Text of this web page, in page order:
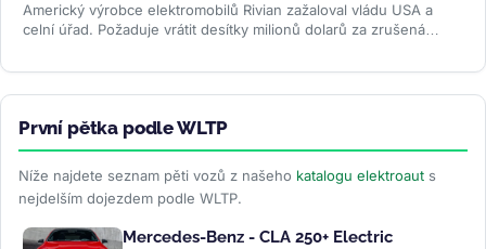
Americký výrobce elektromobilů Rivian zažaloval vládu USA a
celní úřad. Požaduje vrátit desítky milionů dolarů za zrušená
První pětka podle WLTP
Níže najdete seznam pěti vozů z našeho katalogu elektroaut s
nejdelším dojezdem podle WLTP.
Mercedes-Benz - CLA 250+ Electric